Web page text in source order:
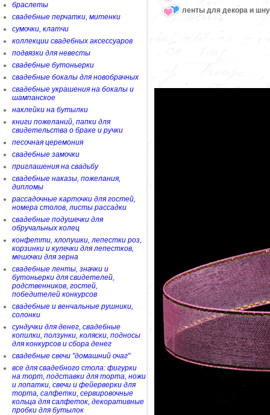
браслеты
свадебные перчатки, митенки
сумочки, клатчи
коллекции свадебных аксессуаров
подвязки для невесты
свадебные бутоньерки
свадебные бокалы для новобрачных
свадебные украшения на бокалы и
шампанское
наклейки на бутылки
книги пожеланий, папки для
свидетельства о браке и ручки
песочная церемония
свадебные замочки
приглашения на свадьбу
свадебные наказы, пожелания,
дипломы
рассадочные карточки для гостей,
номера столов, листы рассадки
свадебные подушечки для
обручальных колец
конфетти, хлопушки, лепестки роз,
корзинки и кулечки для лепестков,
мешочки для зерна
свадебные ленты, значки и
бутоньерки для свидетелей,
родственников, гостей,
победителей конкурсов
свадебные и венчальные рушники,
солонки
сундучки для денег, свадебные
копилки, ползунки, коляски, подносы
для конкурсов и сбора денег
свадебные свечи "домашний очаг"
все для свадебного стола: фигурки
на торт, подставки для торта, ножи
и лопатки, свечи и фейерверки для
торта, салфетки, сервировочные
кольца для салфеток, декоративные
пробки для бутылок
ленты для декора и